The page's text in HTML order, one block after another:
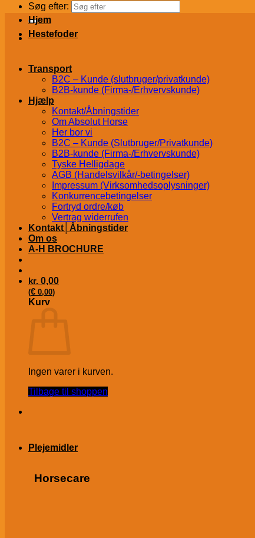
Søg efter:
Transport
B2C – Kunde (slutbruger/privatkunde)
B2B-kunde (Firma-/Erhvervskunde)
Hjælp
Kontakt/Åbningstider
Om Absolut Horse
Her bor vi
B2C – Kunde (Slutbruger/Privatkunde)
B2B-kunde (Firma-/Erhvervskunde)
Tyske Helligdage
AGB (Handelsvilkår/-betingelser)
Impressum (Virksomhedsoplysninger)
Konkurrencebetingelser
Fortryd ordre/køb
Vertrag widerrufen
Kontakt│Åbningstider
Om os
A-H BROCHURE
kr. 0,00
(€ 0,00)
Kurv
Ingen varer i kurven.
Tilbage til shoppen
Hjem
Hestefoder
Plejemidler
Horsecare